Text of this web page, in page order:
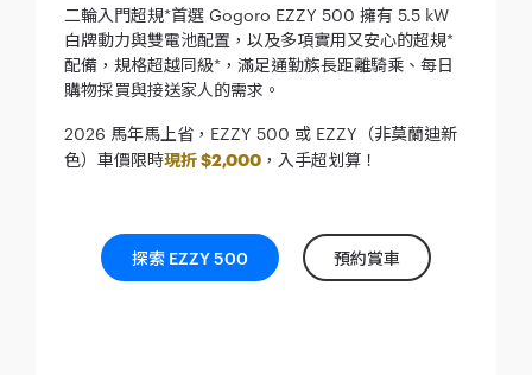
二輪入門超規*首選 Gogoro EZZY 500 擁有 5.5 kW
白牌動力與雙電池配置，以及多項實用又安心的超規*
配備，規格超越同級*，滿足通勤族長距離騎乘、每日
購物採買與接送家人的需求。
2026 馬年馬上省，EZZY 500 或 EZZY（非莫蘭迪新
色）車價限時現折 $2,000 ，入手超划算！
探索 EZZY 500 預約賞車